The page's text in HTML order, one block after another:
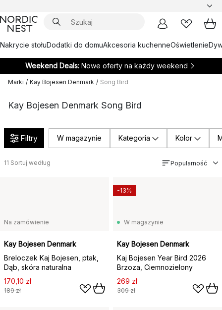
Nakrycie stołuDodatki do domuAkcesoria kuchenneOświetlenie
Weekend Deals: Nowe oferty na każdy weekend
Marki / Kay Bojesen Denmark / Song Bird
Kay Bojesen Denmark Song Bird
Filtry W magazynie Kategoria Kolor
11 Sortuj według Popularność
Na zamówienie
Kay Bojesen Denmark
Breloczek Kaj Bojesen, ptak,
Dąb, skóra naturalna
170,10 zł
189 zł
W magazynie
Kay Bojesen Denmark
Kaj Bojesen Year Bird 2026
Brzoza, Ciemnozielony
269 zł
309 zł
-13%